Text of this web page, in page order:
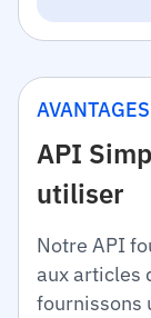
AVANTAGES
API
utiliser
Notre API
aux articles
fournissons